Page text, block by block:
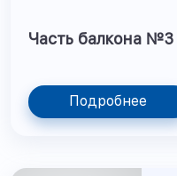
Часть балкона №3
Подробнее